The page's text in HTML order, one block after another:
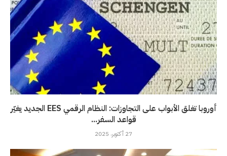
أوروبا تغلق الأبواب على التجاوزات: النظام الرقمي EES الجديد يغيّر
قواعد السفر...
27 أكتوبر، 2025